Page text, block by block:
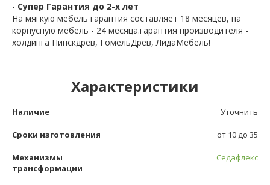
- Супер Гарантия до 2-х лет
На мягкую мебель гарантия составляет 18 месяцев, на
корпусную мебель - 24 месяца.гарантия производителя -
холдинга Пинскдрев, ГомельДрев, ЛидаМебель!
Характеристики
Наличие Уточнить
Сроки изготовления от 10 до 35
Механизмы
трансформации
Седафлекс